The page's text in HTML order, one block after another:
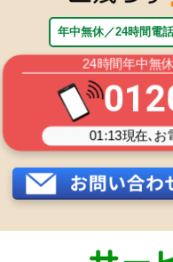
年中無休／24時間電
24時間年中無
01:13現在､お